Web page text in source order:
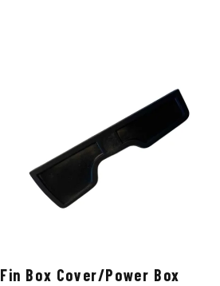
Fin Box Cover/Power Box